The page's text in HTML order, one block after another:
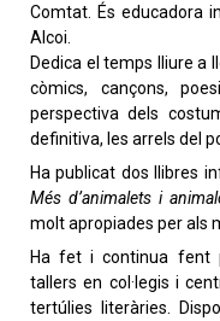
Comtat. És educadora
Alcoi.
Dedica el temps lliure a
còmics, cançons,
perspectiva dels
definitiva, les arrels del
Ha publicat dos llibres
Més d’animalets i
molt apropiades per als
Ha fet i continua fent
tallers en col·legis i
tertúlies literàries.